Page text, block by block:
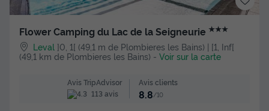
Flower Camping du Lac de la Seigneurie ★★★
Leval ]0, 1[ (49,1 m de Plombieres les Bains) | [1, Inf[
(49,1 km de Plombieres les Bains) - Voir sur la carte
Avis TripAdvisor
113 avis
Avis clients
8.8/10